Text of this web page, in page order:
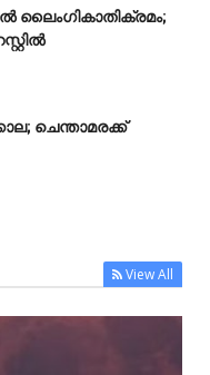
ചെന്താമരക്ക്
View All